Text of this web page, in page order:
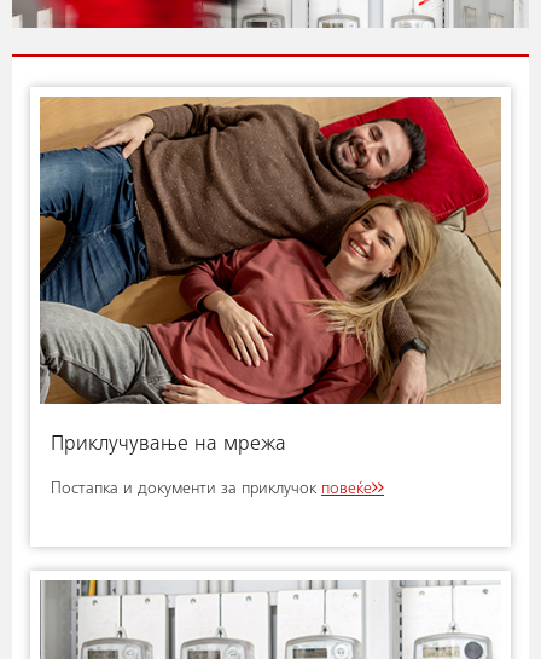
Приклучување на мрежа
Постапка и документи за приклучок повеќе